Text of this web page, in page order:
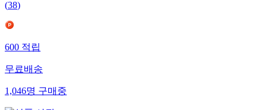
(38)
600적립
무료배송
1,046명구매중